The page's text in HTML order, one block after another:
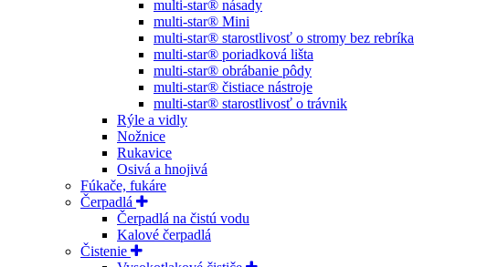
multi-star® násady
multi-star® Mini
multi-star® starostlivosť o stromy bez rebríka
multi-star® poriadková lišta
multi-star® obrábanie pôdy
multi-star® čistiace nástroje
multi-star® starostlivosť o trávnik
Rýle a vidly
Nožnice
Rukavice
Osivá a hnojivá
Fúkače, fukáre
Čerpadlá
Čerpadlá na čistú vodu
Kalové čerpadlá
Čistenie